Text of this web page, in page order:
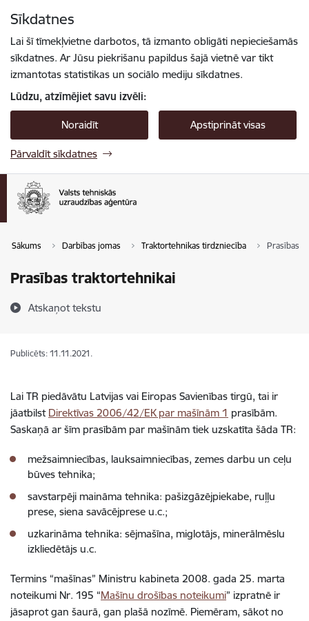
Sīkdatnes
Lai šī tīmekļvietne darbotos, tā izmanto obligāti nepieciešamās
sīkdatnes. Ar Jūsu piekrišanu papildus šajā vietnē var tikt
izmantotas statistikas un sociālo mediju sīkdatnes.
Lūdzu, atzīmējiet savu izvēli:
Noraidīt Apstiprināt visas
Pārvaldīt sīkdatnes
Sākums Darbības jomas Traktortehnikas tirdzniecība Prasības
Prasības traktortehnikai
Atskaņot tekstu
Publicēts: 11.11.2021.
Lai TR piedāvātu Latvijas vai Eiropas Savienības tirgū, tai ir
jāatbilst Direktīvas 2006/42/EK par mašīnām 1 prasībām.
Saskaņā ar šīm prasībām par mašīnām tiek uzskatīta šāda TR:
mežsaimniecības, lauksaimniecības, zemes darbu un ceļu
būves tehnika;
savstarpēji maināma tehnika: pašizgāzējpiekabe, ruļļu
prese, siena savācējprese u.c.;
uzkarināma tehnika: sējmašīna, miglotājs, minerālmēslu
izkliedētājs u.c.
Termins “mašīnas” Ministru kabineta 2008. gada 25. marta
noteikumi Nr. 195 “Mašīnu drošības noteikumi” izpratnē ir
jāsaprot gan šaurā, gan plašā nozīmē. Piemēram, sākot no